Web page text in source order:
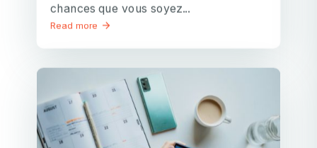
chances que vous soyez...
Read more